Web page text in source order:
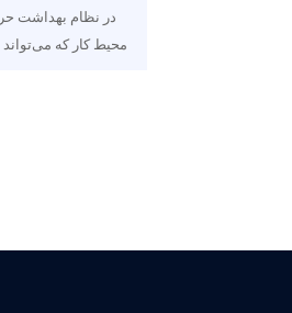
در نظام بهداشت
محیط کار که می‌تواند